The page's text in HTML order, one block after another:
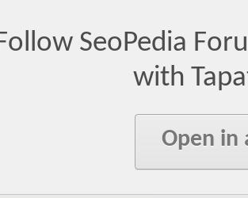
SeoPedia
with
Open in